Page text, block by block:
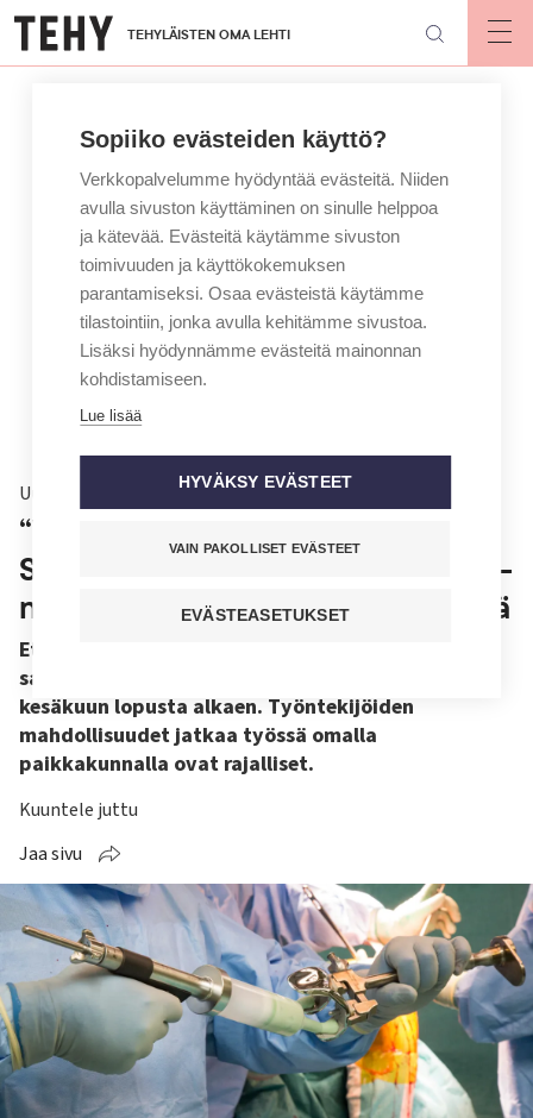
Hyppää
pääsisältöön
TEHYLÄISTEN OMA LEHTI
Uutinen
“Vaarana on osaajien menetys” –
Savonlinnan tekonivelkirurgian yt-
neuvottelut päättyivät erimielisinä
Etelä-Savon hyvinvointialue esittää Savonlinnan
sairaalan tekonivelkirurgian keskeyttämistä
kesäkuun lopusta alkaen. Työntekijöiden
mahdollisuudet jatkaa työssä omalla
paikkakunnalla ovat rajalliset.
Kuuntele juttu
Jaa sivu
Sopiiko evästeiden käyttö?
Verkkopalvelumme hyödyntää evästeitä. Niiden
avulla sivuston käyttäminen on sinulle helppoa
ja kätevää. Evästeitä käytämme sivuston
toimivuuden ja käyttökokemuksen
parantamiseksi. Osaa evästeistä käytämme
tilastointiin, jonka avulla kehitämme sivustoa.
Lisäksi hyödynnämme evästeitä mainonnan
kohdistamiseen.
Lue lisää
HYVÄKSY EVÄSTEET
VAIN PAKOLLISET EVÄSTEET
EVÄSTEASETUKSET